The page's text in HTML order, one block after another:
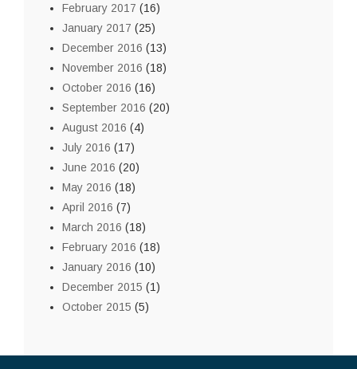
February 2017 (16)
January 2017 (25)
December 2016 (13)
November 2016 (18)
October 2016 (16)
September 2016 (20)
August 2016 (4)
July 2016 (17)
June 2016 (20)
May 2016 (18)
April 2016 (7)
March 2016 (18)
February 2016 (18)
January 2016 (10)
December 2015 (1)
October 2015 (5)